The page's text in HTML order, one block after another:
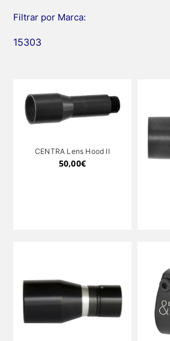
Filtrar por Marca:
15303
CENTRA Lens Hood II
50,00€